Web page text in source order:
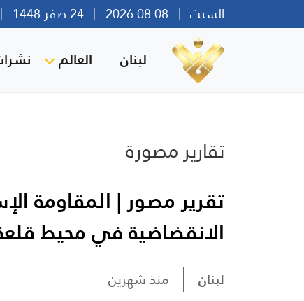
السبت
لبنان العالم
تقارير مصورة
تقرير مصور | المقاومة
الانقضاضية في محيط
لبنان منذ شهرين